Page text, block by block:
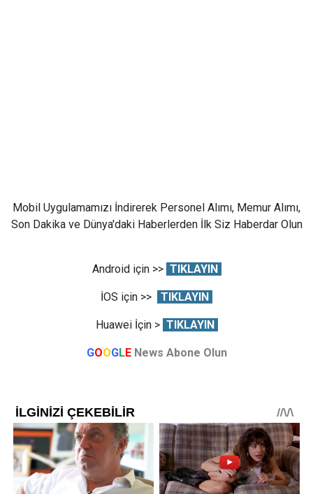
Mobil Uygulamamızı İndirerek Personel Alımı, Memur Alımı,
Son Dakika ve Dünya'daki Haberlerden İlk Siz Haberdar Olun
Android için >> TIKLAYIN
İOS için >> TIKLAYIN
Huawei İçin > TIKLAYIN
GOOGLE News Abone Olun